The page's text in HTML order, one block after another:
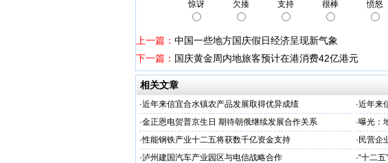
惊讶 欠揍 支持 很棒 愤怒
上一篇： 中国一些地方国庆假日经济呈现新气象
下一篇： 国庆黄金周内地旅客预计在港消费42亿港元
相关文章
·近年来信宜合水镇农产品发展取得优异成绩 ·近年来
·金正恩电贺普京生日 期待朝俄继续发展合作关系 ·曝光：
·性能钢铁产业十二五将获数千亿资金支持 · 民营企
·泸州建国汽车产业园区与电信战略合作 ·“十二